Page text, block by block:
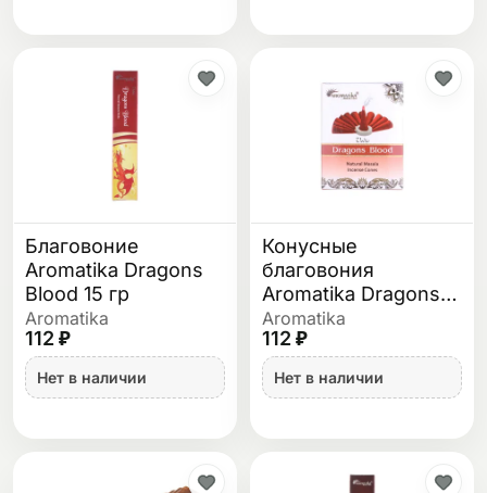
Благовоние
Aromatika Dragons
Blood 15 гр
Aromatika
112 ₽
Нет в наличии
Конусные
благовония
Aromatika Dragons
Blood
Aromatika
112 ₽
Нет в наличии